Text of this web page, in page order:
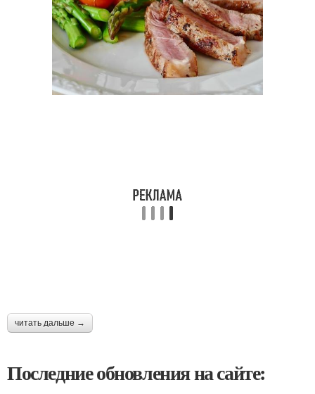
читать дальше →
Последние обновления на сайте: